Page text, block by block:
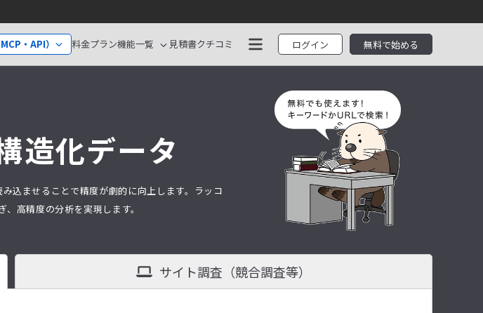
料金プラン機能一覧
・API） 見積書クチコミ ログイン 無料で始める
造化データ
込ませることで精度が劇的に向上します。ラッコ
高精度の分析を実現します。
サイト調査 （競合調査等）